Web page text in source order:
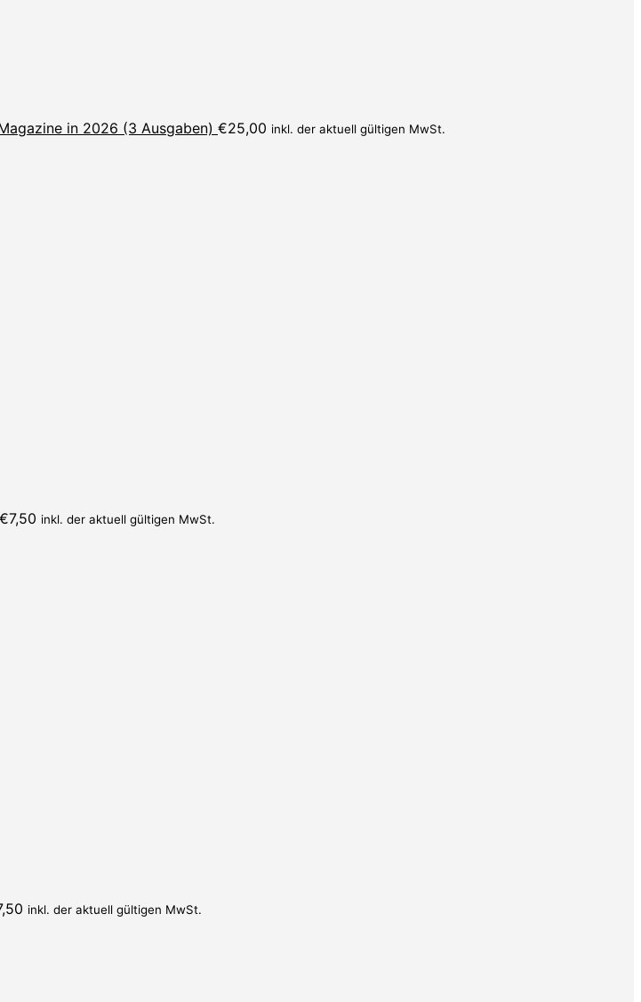
in 2026 (3 Ausgaben) €25,00 inkl. der aktuell gültigen MwSt.
€7,50 inkl. der aktuell gültigen MwSt.
inkl. der aktuell gültigen MwSt.